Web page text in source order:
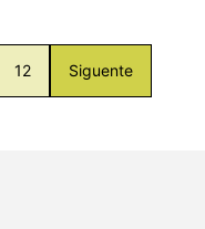
12 Siguente